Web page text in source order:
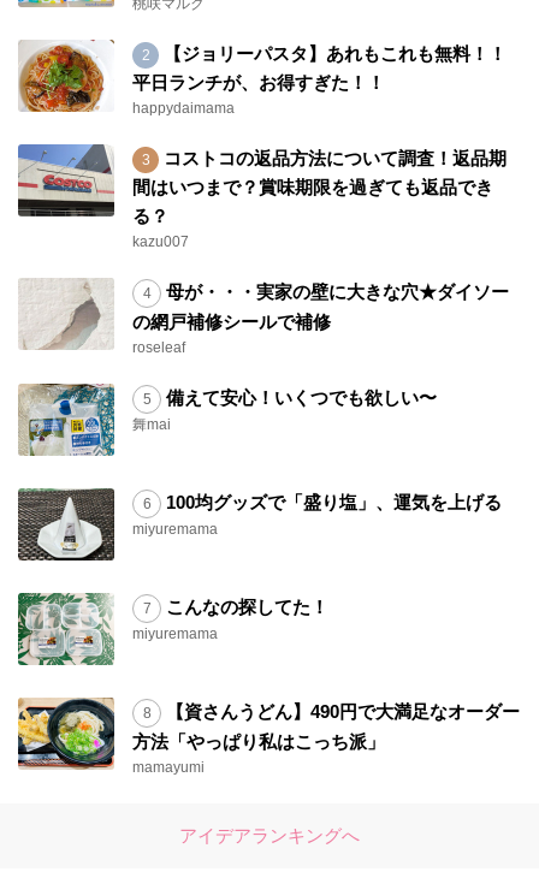
桃咲マルク
【ジョリーパスタ】あれもこれも無料！！
平日ランチが、お得すぎた！！
happydaimama
コストコの返品方法について調査！返品期
間はいつまで？賞味期限を過ぎても返品でき
る？
kazu007
母が・・・実家の壁に大きな穴★ダイソー
の網戸補修シールで補修
roseleaf
備えて安心！いくつでも欲しい〜
舞mai
100均グッズで「盛り塩」、運気を上げる
miyuremama
こんなの探してた！
miyuremama
【資さんうどん】490円で大満足なオーダー
方法「やっぱり私はこっち派」
mamayumi
アイデアランキングへ